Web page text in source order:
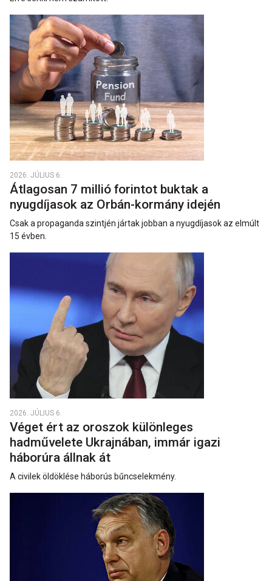
2026. JÚLIUS 6.
Átlagosan 7 millió forintot buktak a
nyugdíjasok az Orbán-kormány idején
Csak a propaganda szintjén jártak jobban a nyugdíjasok az elmúlt
15 évben.
2026. JÚLIUS 6.
Véget ért az oroszok különleges
hadművelete Ukrajnában, immár igazi
háborúra állnak át
A civilek öldöklése háborús bűncselekmény.